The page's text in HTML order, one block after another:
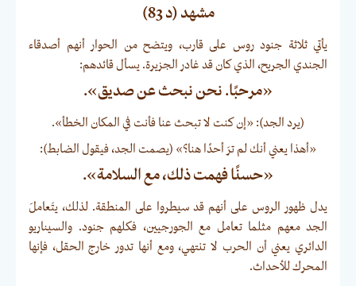
مشهد (د 83)
يأتي ثلاثة جنود روس على قارب، ويتضح من الحوار أنهم أصدقاء
الجندي الجريح، الذي كان قد غادر الجزيرة. يسأل قائدهم:
«مرحبًا. نحن نبحث عن صديق».
(يرد الجد): «إن كنت لا تبحث عنا فأنت في المكان الخطأ».
«أهذا يعني أنك لم ترَ أحدًا هنا؟» (يصمت الجد، فيقول الضابط):
«حسنًا فهمت ذلك، مع السلامة».
يدل ظهور الروس على أنهم قد سيطروا على المنطقة. لذلك، يتَعاملَ
الجد معهم مثلما تعامل مع الجورجيين، فكلهم جنود. والسيناريو
الدائري يعني أن الحرب لا تنتهي، ومع أنها تدور خارج الحقل، فإنها
المحرك للأحداث.